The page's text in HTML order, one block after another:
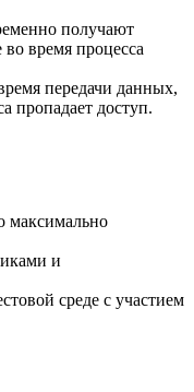
получают
время процесса
передачи данных,
пропадает доступ.
максимально
и
среде с участием